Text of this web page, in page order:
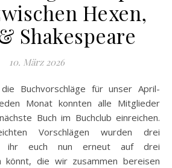
Hexen,
Shakespeare
10. März 2026
Monat konnten alle Mitglieder
Buch im Buchclub einreichen.
Vorschlägen wurden drei
ihr euch nun erneut auf drei
könnt, die wir zusammen bereisen